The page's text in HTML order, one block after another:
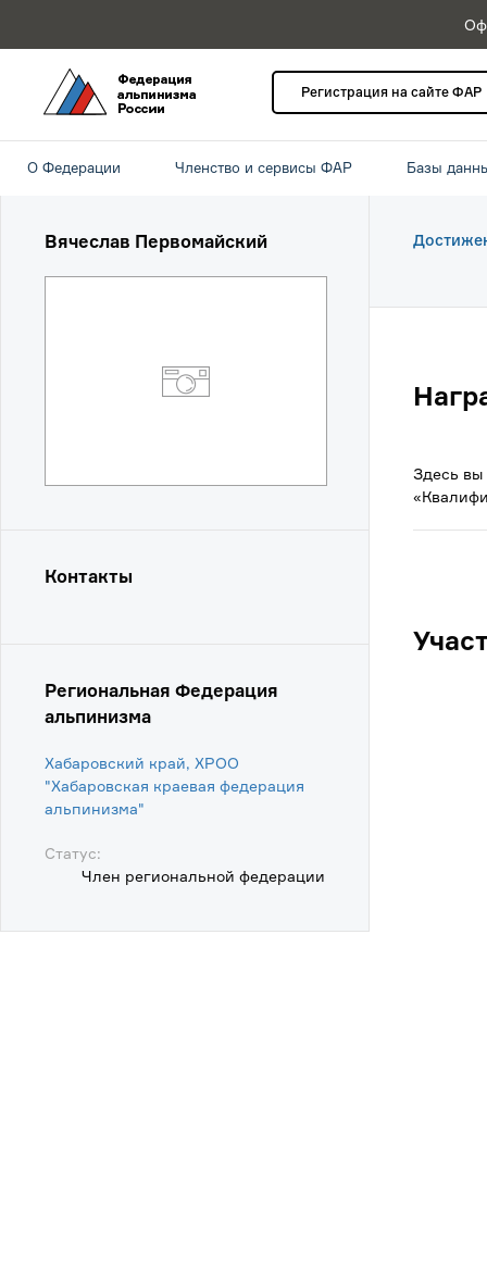
Регистрация на сайте ФАР
О Федерации Членство и сервисы ФАР Базы
Вячеслав Первомайский
Контакты
Региональная Федерация
альпинизма
Хабаровский край, ХРОО
"Хабаровская краевая федерация
альпинизма"
Статус:
Член региональной федерации
Здесь вы